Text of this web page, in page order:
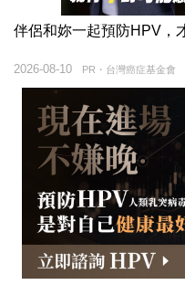
伴侶和妳一起預防HPV，
PR・台灣癌症基金會
2026-08-10